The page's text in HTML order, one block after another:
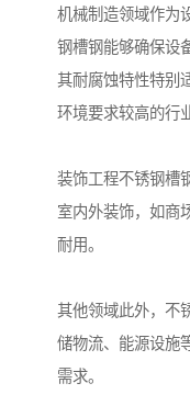
机械制造领域作为
钢槽钢能够确保设
其耐腐蚀特性特别
环境要求较高的行
装饰工程不锈钢槽
室内外装饰，如商
耐用。
其他领域此外，不
储物流、能源设施
需求。